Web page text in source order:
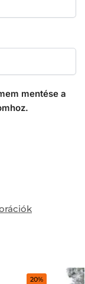
mentése a
20%